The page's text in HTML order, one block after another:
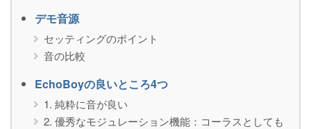
デモ音源
セッティングのポイント
音の比較
EchoBoyの良いところ4つ
1. 純粋に音が良い
2. 優秀なモジュレーション機能：コーラスとしても